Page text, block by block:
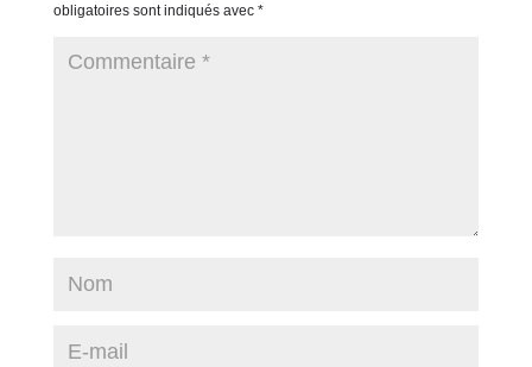
obligatoires sont indiqués avec *